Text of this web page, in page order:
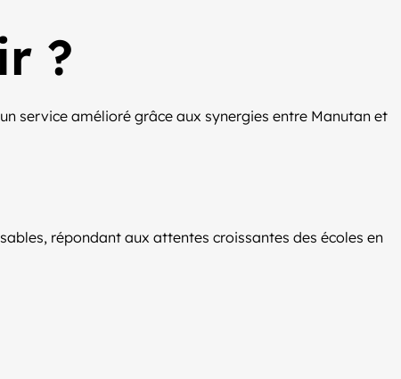
?
service amélioré grâce aux synergies entre Manutan et
répondant aux attentes croissantes des écoles en